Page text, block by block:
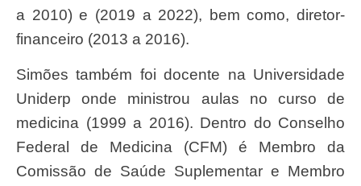
a 2010) e (2019 a 2022), bem como, diretor-
financeiro (2013 a 2016).
Simões também foi docente na Universidade
Uniderp onde ministrou aulas no curso de
medicina (1999 a 2016). Dentro do Conselho
Federal de Medicina (CFM) é Membro da
Comissão de Saúde Suplementar e Membro